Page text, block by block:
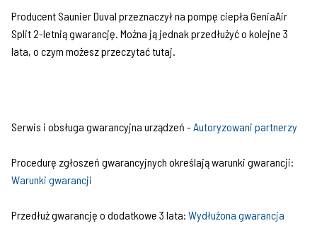
Producent Saunier Duval przeznaczył na pompę ciepła GeniaAir
Split 2-letnią gwarancję. Można ją jednak przedłużyć o kolejne 3
lata, o czym możesz przeczytać tutaj.
Serwis i obsługa gwarancyjna urządzeń - Autoryzowani partnerzy
Procedurę zgłoszeń gwarancyjnych określają warunki gwarancji:
Warunki gwarancji
Przedłuż gwarancję o dodatkowe 3 lata: Wydłużona gwarancja